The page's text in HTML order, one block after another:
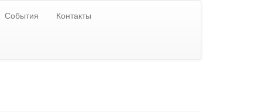
События Контакты